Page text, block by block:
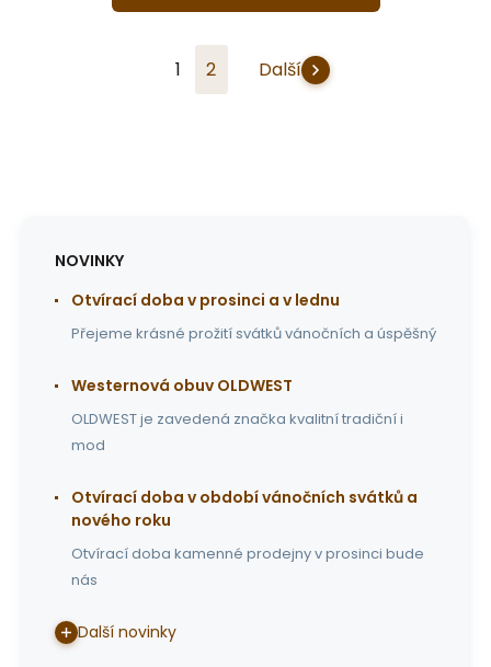
1 2 Další
NOVINKY
Otvírací doba v prosinci a v lednu
Přejeme krásné prožití svátků vánočních a úspěšný
Westernová obuv OLDWEST
OLDWEST je zavedená značka kvalitní tradiční i
mod
Otvírací doba v období vánočních svátků a
nového roku
Otvírací doba kamenné prodejny v prosinci bude
nás
Další novinky